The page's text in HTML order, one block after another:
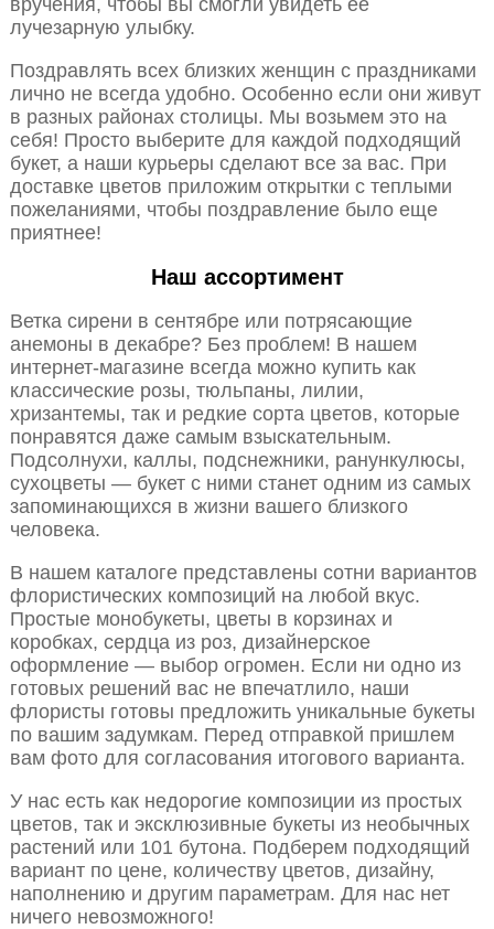
лучезарную улыбку.
Поздравлять всех близких женщин с праздниками
лично не всегда удобно. Особенно если они живут
в разных районах столицы. Мы возьмем это на
себя! Просто выберите для каждой подходящий
букет, а наши курьеры сделают все за вас. При
доставке цветов приложим открытки с теплыми
пожеланиями, чтобы поздравление было еще
приятнее!
Наш ассортимент
Ветка сирени в сентябре или потрясающие
анемоны в декабре? Без проблем! В нашем
интернет-магазине всегда можно купить как
классические розы, тюльпаны, лилии,
хризантемы, так и редкие сорта цветов, которые
понравятся даже самым взыскательным.
Подсолнухи, каллы, подснежники, ранункулюсы,
сухоцветы — букет с ними станет одним из самых
запоминающихся в жизни вашего близкого
человека.
В нашем каталоге представлены сотни вариантов
флористических композиций на любой вкус.
Простые монобукеты, цветы в корзинах и
коробках, сердца из роз, дизайнерское
оформление — выбор огромен. Если ни одно из
готовых решений вас не впечатлило, наши
флористы готовы предложить уникальные букеты
по вашим задумкам. Перед отправкой пришлем
вам фото для согласования итогового варианта.
У нас есть как недорогие композиции из простых
цветов, так и эксклюзивные букеты из необычных
растений или 101 бутона. Подберем подходящий
вариант по цене, количеству цветов, дизайну,
наполнению и другим параметрам. Для нас нет
ничего невозможного!